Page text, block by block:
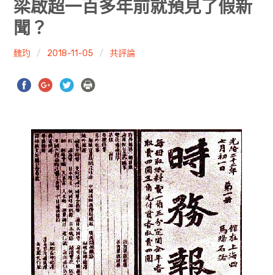
共評論
共想/共享
共青年
勞動誌
共誌寫手
各期目錄
索取共誌
梁啟超一百多年前就預見了假新
聞？
魏玓 2018-11-05 共評論